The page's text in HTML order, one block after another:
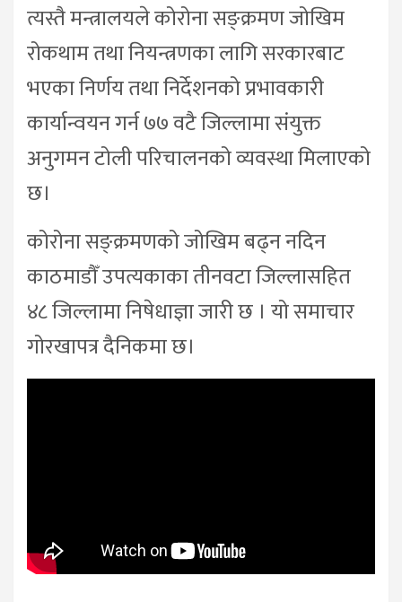
त्यस्तै मन्त्रालयले कोरोना सङ्क्रमण जोखिम
रोकथाम तथा नियन्त्रणका लागि सरकारबाट
भएका निर्णय तथा निर्देशनको प्रभावकारी
कार्यान्वयन गर्न ७७ वटै जिल्लामा संयुक्त
अनुगमन टोली परिचालनको व्यवस्था मिलाएको
छ।
कोरोना सङ्क्रमणको जोखिम बढ्न नदिन
काठमाडौँ उपत्यकाका तीनवटा जिल्लासहित
४८ जिल्लामा निषेधाज्ञा जारी छ । यो समाचार
गोरखापत्र दैनिकमा छ।